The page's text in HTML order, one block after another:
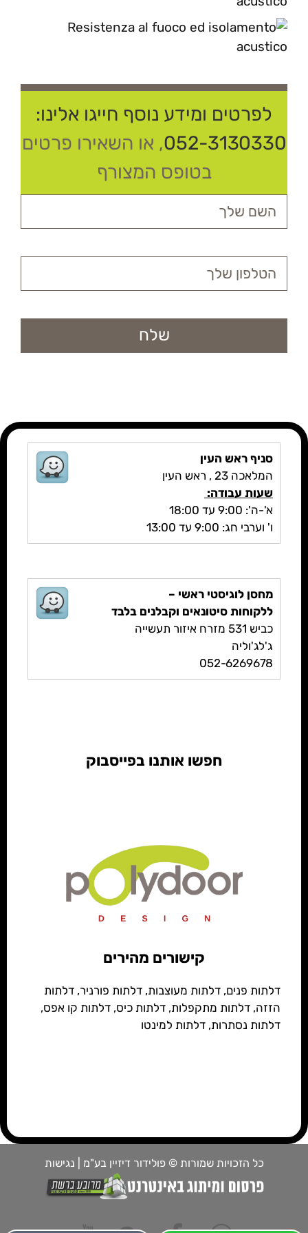
סניף נתניה
לפרטים ומידע נוסף חייגו אלינו:
052-3130330, או השאירו פרטים
בטופס המצורף
סניף ראש העין
המלאכה 23 , ראש העין
שעות עבודה:
א'-ה': 9:00 עד 18:00
ו' וערבי חג: 9:00 עד 13:00
מחסן לוגיסטי ראשי –
ללקוחות סיטונאים וקבלנים בלבד
כביש 531 מזרח איזור תעשייה
ג'לג'וליה
052-6269678
חפשו אותנו בפייסבוק
קישורים מהירים
דלתות פנים, דלתות מעוצבות, דלתות פורניר, דלתות
הזזה, דלתות מתקפלות, דלתות כיס, דלתות קו אפס,
דלתות נסתרות, דלתות למינטו
כל הזכויות שמורות © פולידור דיזיין בע"מ | נגישות